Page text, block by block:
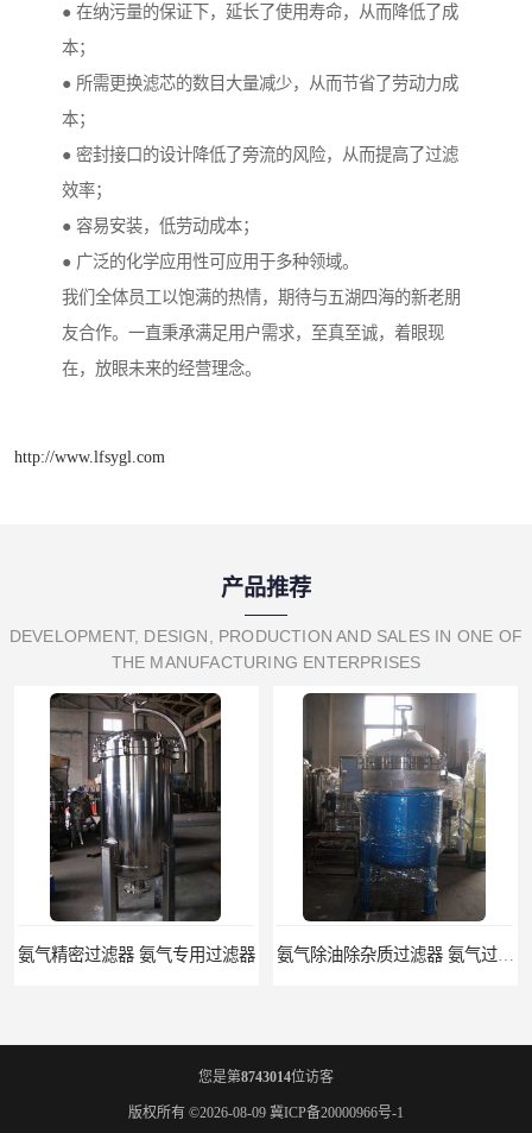
● 在纳污量的保证下，延长了使用寿命，从而降低了成
本；
● 所需更换滤芯的数目大量减少，从而节省了劳动力成
本；
● 密封接口的设计降低了旁流的风险，从而提高了过滤
效率；
● 容易安装，低劳动成本；
● 广泛的化学应用性可应用于多种领域。
我们全体员工以饱满的热情，期待与五湖四海的新老朋
友合作。一直秉承满足用户需求，至真至诚，着眼现
在，放眼未来的经营理念。
http://www.lfsygl.com
产品推荐
DEVELOPMENT, DESIGN, PRODUCTION AND SALES IN ONE OF
THE MANUFACTURING ENTERPRISES
氨气精密过滤器 氨气专用过滤器 氨气除油除杂质过滤器 氨气过滤器生产厂家
您是第8743014位访客
版权所有 ©2026-08-09 冀ICP备20000966号-1